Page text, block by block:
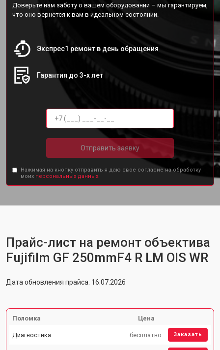
Доверьте нам заботу о вашем оборудовании – мы гарантируем,
что оно вернется к вам в идеальном состоянии.
Экспрес1 ремонт в день обращения
Гарантия до 3-х лет
Отправить заявку
Нажимая на кнопку отправить я даю свое согласие на обработку
моих персональных данных.
Прайс-лист на ремонт объектива
Fujifilm GF 250mmF4 R LM OIS WR
Дата обновления прайса: 16.07.2026
Поломка Цена
Диагностика бесплатно Заказать